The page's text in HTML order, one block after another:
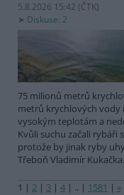
5.8.2026 15:42 (ČTK)
Diskuse: 2
75 milionů metrů
metrů krychlových vody
vysokým teplotám a
Kvůli suchu začali rybáři
protože by jinak ryby
Třeboň Vladimír Kukačka.
1 | 2 | 3 | 4 | .. | 1581 | »